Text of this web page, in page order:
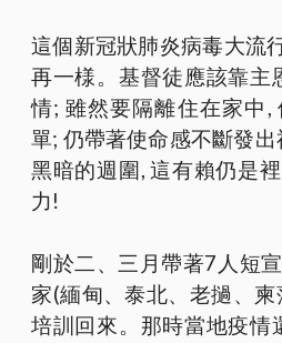
這個新冠狀肺炎病毒大流
再一様。基督徒應該靠主
情; 雖然要隔離住在家中,
單; 仍帶著使命感不斷發
黑暗的週圍, 這有賴仍是
力!
剛於二、三月帶著7人短
家(緬甸、泰北、老撾、
培訓回來。那時當地疫情